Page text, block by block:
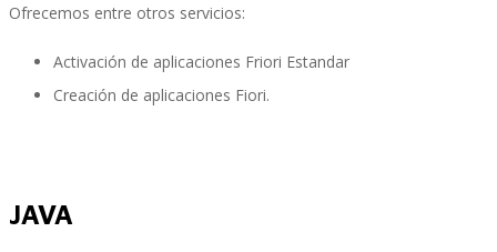
Optimización de Ambientes de Sistema
Ofrecemos entre otros servicios:
Activación de aplicaciones Friori Estandar
Creación de aplicaciones Fiori.
JAVA